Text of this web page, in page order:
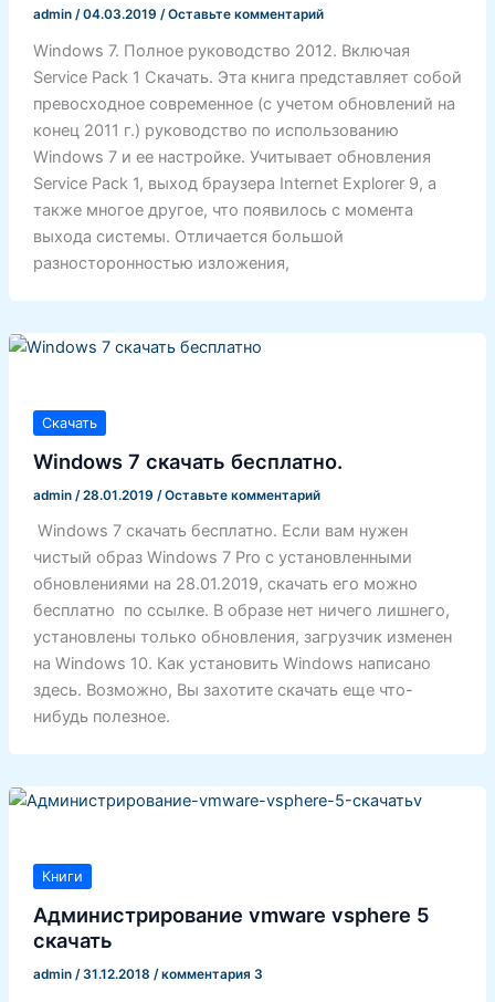
admin /04.03.2019 /Оставьте комментарий
Windows 7. Полное руководство 2012. Включая
Service Pack 1 Скачать. Эта книга представляет собой
превосходное современное (с учетом обновлений на
конец 2011 г.) руководство по использованию
Windows 7 и ее настройке. Учитывает обновления
Service Pack 1, выход браузера Internet Explorer 9, а
также многое другое, что появилось с момента
выхода системы. Отличается большой
разносторонностью изложения,
Скачать
Windows 7 скачать бесплатно.
admin /28.01.2019 /Оставьте комментарий
Windows 7 скачать бесплатно. Если вам нужен
чистый образ Windows 7 Pro с установленными
обновлениями на 28.01.2019, скачать его можно
бесплатно по ссылке. В образе нет ничего лишнего,
установлены только обновления, загрузчик изменен
на Windows 10. Как установить Windows написано
здесь. Возможно, Вы захотите скачать еще что-
нибудь полезное.
Книги
Администрирование vmware vsphere 5
скачать
admin /31.12.2018 /комментария 3